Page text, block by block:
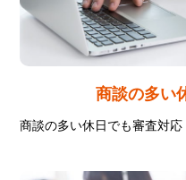
商談の多い
商談の多い休日でも審査対応